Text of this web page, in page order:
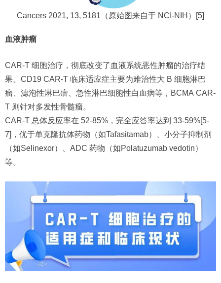
Cancers 2021, 13, 5181（原始图来自于 NCI-NIH）[5]
血液肿瘤
CAR-T 细胞治疗，彻底改变了血液系统恶性肿瘤的治疗结
果。CD19 CAR-T 临床适应症主要为难治性大 B 细胞淋巴
瘤、滤泡性淋巴瘤、急性淋巴细胞性白血病等，BCMA CAR-
T 则针对多发性骨髓瘤。
CAR-T 总体反应率在 52-85%，完全应答率达到 33-59%[5-
7]，优于单克隆抗体药物（如Tafasitamab）、小分子抑制剂
（如Selinexor）、ADC 药物（如Polatuzumab vedotin）
等。